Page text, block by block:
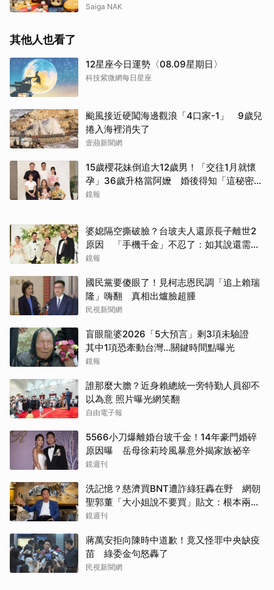
者」「咒術迴戰」等
Saiga NAK
其他人也看了
12星座今日運勢〈08.09星期日〉
科技紫微網每日星座
颱風接近硬闖海邊觀浪「4口家-1」 9歲兒
捲入海裡消失了
壹蘋新聞網
15歲櫻花妹倒追大12歲男！「交往1月就懷
孕」36歲升格當阿嬤 婚後得知「這秘密」
傻眼了
鏡報
婆媳隔空撕破臉？台玻夫人還原長子離世2
原因 「手機千金」不忍了：如其說還需要
離開嗎？
鏡報
國民黨要傻眼了！見柯志恩民調「追上賴瑞
隆」嗨翻 真相出爐臉超腫
民視新聞網
盲眼龍婆2026「5大預言」剩3項未驗證
其中1項恐牽動台灣...關鍵時間點曝光
鏡報
誰那麼大膽？近身賴總統一旁特勤人員卻不
以為意 照片曝光網笑翻
自由電子報
5566小刀爆離婚台玻千金！14年豪門婚碎
原因曝 岳母徐莉玲風暴意外揭家族祕辛
鏡週刊
洗記憶？慈濟買BNT遭詐綠狂轟在野 網朝
聖郭董「大小姐說不要買」貼文：根本兩碼
事
鏡週刊
蔣萬安拒向陳時中道歉！竟又怪罪中央缺疫
苗 綠委金句怒轟了
民視新聞網